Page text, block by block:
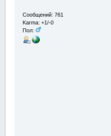
Сообщений: 761
Karma: +1/-0
Пол: